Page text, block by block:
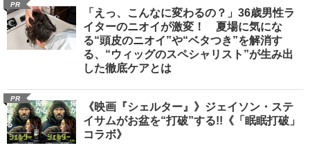
PR
「えっ、こんなに変わるの？」36歳男性ラ
イターのニオイが激変！ 夏場に気にな
る“頭皮のニオイ”や“ベタつき”を解消す
る、“ウィッグのスペシャリスト”が生み出
した徹底ケアとは
PR
《映画『シェルター』》ジェイソン・ステ
イサムがお盆を“打破”する!!《「眠眠打破」
コラボ》